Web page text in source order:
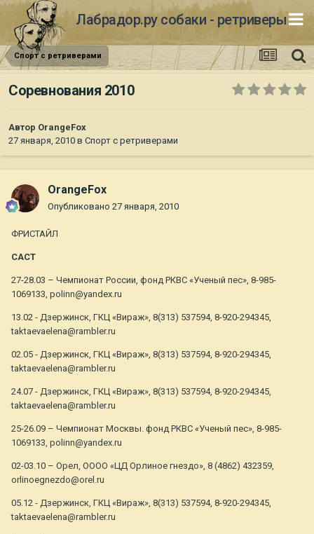
Лабрадор.ру собаки - ретриверы
Спорт с ретриверами
Соревнования 2010
Автор OrangeFox
27 января, 2010 в Спорт с ретриверами
OrangeFox
Опубликовано 27 января, 2010
ФРИСТАЙЛ
САСТ
27-28.03 – Чемпионат России, фонд РКВС «Ученый пес», 8-985-
1069133, polinn@yandex.ru
13.02 - Дзержинск, ГКЦ «Вираж», 8(313) 537594, 8-920-294345,
taktaevaelena@rambler.ru
02.05 - Дзержинск, ГКЦ «Вираж», 8(313) 537594, 8-920-294345,
taktaevaelena@rambler.ru
24.07 - Дзержинск, ГКЦ «Вираж», 8(313) 537594, 8-920-294345,
taktaevaelena@rambler.ru
25-26.09 – Чемпионат Москвы. фонд РКВС «Ученый пес», 8-985-
1069133, polinn@yandex.ru
02-03.10 – Орел, ОООО «ЦД Орлиное гнездо», 8 (4862) 432359,
orlinoegnezdo@orel.ru
05.12 - Дзержинск, ГКЦ «Вираж», 8(313) 537594, 8-920-294345,
taktaevaelena@rambler.ru